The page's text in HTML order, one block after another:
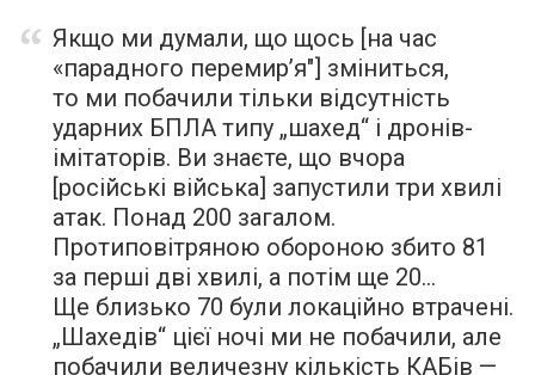
Якщо ми думали, що щось [на час
«парадного перемир’я"] зміниться,
то ми побачили тільки відсутність
ударних БПЛА типу „шахед“ і дронів-
імітаторів. Ви знаєте, що вчора
[російські війська] запустили три хвилі
атак. Понад 200 загалом.
Протиповітряною обороною збито 81
за перші дві хвилі, а потім ще 20…
Ще близько 70 були локаційно втрачені.
„Шахедів“ цієї ночі ми не побачили, але
побачили величезну кількість КАБів —